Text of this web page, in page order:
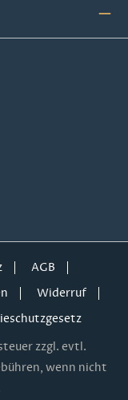
AGB
Widerruf
zzgl. evtl.
wenn nicht